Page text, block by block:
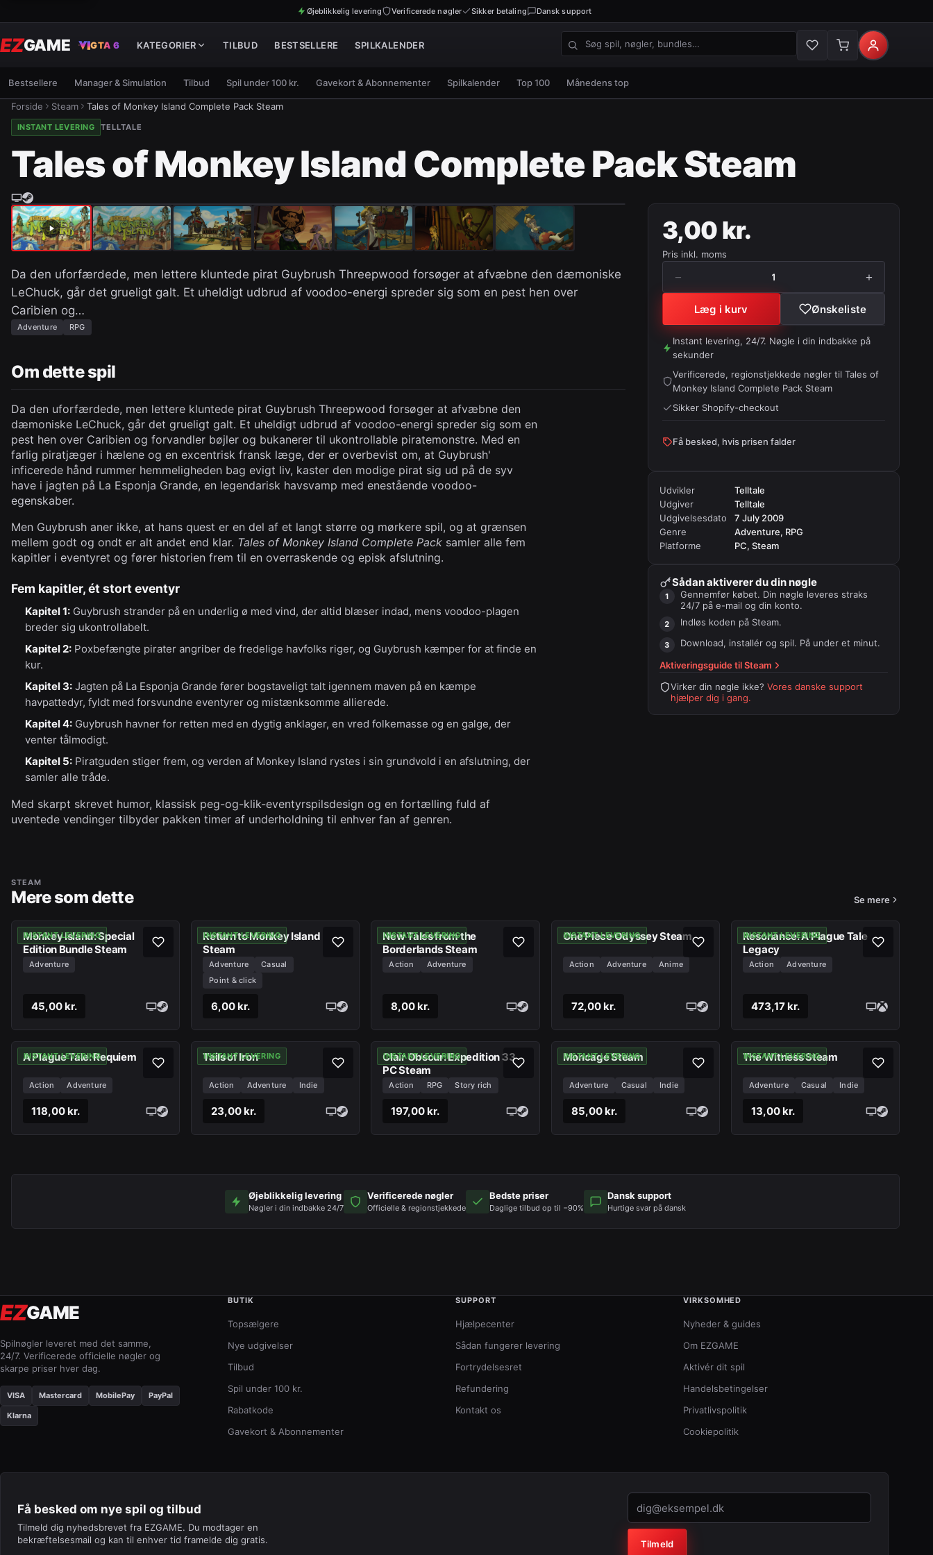
Øjeblikkelig levering Verificerede nøgler Sikker betaling Dansk support
EZGAME GTA 6 KATEGORIER TILBUD BESTSELLERE SPILKALENDER
Søg spil, nøgler og bundles
Bestsellere Manager & Simulation Tilbud Spil under 100 kr. Gavekort & Abonnementer Spilkalender Top 100 Månedens top
Forside Steam Tales of Monkey Island Complete Pack Steam
INSTANT LEVERING TELLTALE
Tales of Monkey Island Complete Pack Steam
Da den uforfærdede, men lettere kluntede pirat Guybrush Threepwood forsøger at afvæbne den dæmoniske
LeChuck, går det grueligt galt. Et uheldigt udbrud af voodoo-energi spreder sig som en pest hen over
Caribien og…
Adventure RPG
3,00 kr.
Pris inkl. moms
− 1 +
Læg i kurv Ønskeliste
Instant levering, 24/7. Nøgle i din indbakke på
sekunder
Verificerede, regionstjekkede nøgler tilTales of
Monkey Island Complete Pack Steam
Sikker Shopify-checkout
Få besked, hvis prisen falder
Udvikler
Telltale
Udgiver
Telltale
Udgivelsesdato
7 July 2009
Genre
Adventure, RPG
Platforme
PC, Steam
Sådan aktiverer du din nøgle
Gennemfør købet. Din nøgle leveres straks
24/7 på e-mail og din konto.
Indløs koden på Steam.
Download, installér og spil. På under et minut.
Aktiveringsguide tilSteam
Virker din nøgle ikke? Vores danske support
hjælper dig i gang.
Om dette spil
Da den uforfærdede, men lettere kluntede pirat Guybrush Threepwood forsøger at afvæbne den
dæmoniske LeChuck, går det grueligt galt. Et uheldigt udbrud af voodoo-energi spreder sig som en
pest hen over Caribien og forvandler bøjler og bukanerer til ukontrollable piratemonstre. Med en
farlig piratjæger i hælene og en excentrisk fransk læge, der er overbevist om, at Guybrush'
inficerede hånd rummer hemmeligheden bag evigt liv, kaster den modige pirat sig ud på de syv
have i jagten på La Esponja Grande, en legendarisk havsvamp med enestående voodoo-
egenskaber.
Men Guybrush aner ikke, at hans quest er en del af et langt større og mørkere spil, og at grænsen
mellem godt og ondt er alt andet end klar. Tales of Monkey Island Complete Pack samler alle fem
kapitler i eventyret og fører historien frem til en overraskende og episk afslutning.
Fem kapitler, ét stort eventyr
Kapitel 1: Guybrush strander på en underlig ø med vind, der altid blæser indad, mens voodoo-plagen
breder sig ukontrollabelt.
Kapitel 2: Poxbefængte pirater angriber de fredelige havfolks riger, og Guybrush kæmper for at finde en
kur.
Kapitel 3: Jagten på La Esponja Grande fører bogstaveligt talt igennem maven på en kæmpe
havpattedyr, fyldt med forsvundne eventyrer og mistænksomme allierede.
Kapitel 4: Guybrush havner for retten med en dygtig anklager, en vred folkemasse og en galge, der
venter tålmodigt.
Kapitel 5: Piratguden stiger frem, og verden af Monkey Island rystes i sin grundvold i en afslutning, der
samler alle tråde.
Med skarpt skrevet humor, klassisk peg-og-klik-eventyrspilsdesign og en fortælling fuld af
uventede vendinger tilbyder pakken timer af underholdning til enhver fan af genren.
STEAM
Mere som dette Se mere
INSTANT LEVERING
Monkey Island: Special
Edition Bundle Steam
Adventure
45,00 kr.
INSTANT LEVERING
Return to Monkey Island
Steam
Adventure
Casual
Point & click
6,00 kr.
INSTANT LEVERING
New Tales from the
Borderlands Steam
Action Adventure
8,00 kr.
INSTANT LEVERING
One Piece Odyssey Steam
Action Adventure Anime
72,00 kr.
INSTANT LEVERING
Resonance: A Plague Tale
Legacy
Action Adventure
473,17 kr.
INSTANT LEVERING
A Plague Tale: Requiem
Action Adventure
118,00 kr.
INSTANT LEVERING
Tails of Iron
Action Adventure Indie
23,00 kr.
INSTANT LEVERING
Clair Obscur: Expedition 33
PC Steam
Action RPG Story rich
197,00 kr.
INSTANT LEVERING
Moncage Steam
Adventure Casual Indie
85,00 kr.
INSTANT LEVERING
The Witness Steam
Adventure Casual Indie
13,00 kr.
Øjeblikkelig levering
Nøgler i din indbakke 24/7
Verificerede nøgler
Officielle & regionstjekkede
Bedste priser
Daglige tilbud op til −90%
Dansk support
Hurtige svar på dansk
EZGAME
Spilnøgler leveret med det samme,
24/7. Verificerede officielle nøgler og
skarpe priser hver dag.
VISA Mastercard MobilePay PayPal
Klarna
BUTIK
Topsælgere
Nye udgivelser
Tilbud
Spil under 100 kr.
Rabatkode
Gavekort & Abonnementer
SUPPORT
Hjælpecenter
Sådan fungerer levering
Fortrydelsesret
Refundering
Kontakt os
VIRKSOMHED
Nyheder & guides
Om EZGAME
Aktivér dit spil
Handelsbetingelser
Privatlivspolitik
Cookiepolitik
Få besked om nye spil og tilbud
Tilmeld dig nyhedsbrevet fra EZGAME. Du modtager en
bekræftelsesmail og kan til enhver tid framelde dig gratis.
Virksomhed (lad feltet stå tomt)
Tilmeld